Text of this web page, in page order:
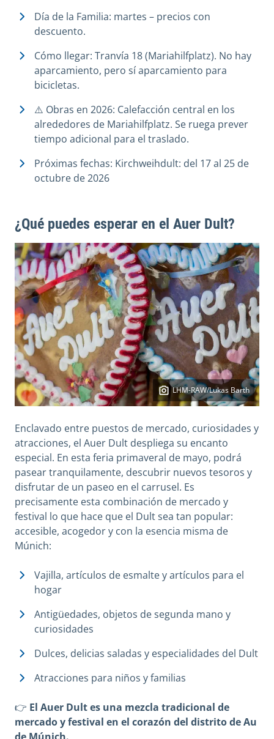
Día de la Familia: martes – precios con
descuento.
Cómo llegar: Tranvía 18 (Mariahilfplatz). No hay
aparcamiento, pero sí aparcamiento para
bicicletas.
⚠️ Obras en 2026: Calefacción central en los
alrededores de Mariahilfplatz. Se ruega prever
tiempo adicional para el traslado.
Próximas fechas: Kirchweihdult: del 17 al 25 de
octubre de 2026
¿Qué puedes esperar en el Auer Dult?
LHM-RAW/Lukas Barth
Enclavado entre puestos de mercado, curiosidades y
atracciones, el Auer Dult despliega su encanto
especial. En esta feria primaveral de mayo, podrá
pasear tranquilamente, descubrir nuevos tesoros y
disfrutar de un paseo en el carrusel. Es
precisamente esta combinación de mercado y
festival lo que hace que el Dult sea tan popular:
accesible, acogedor y con la esencia misma de
Múnich:
Vajilla, artículos de esmalte y artículos para el
hogar
Antigüedades, objetos de segunda mano y
curiosidades
Dulces, delicias saladas y especialidades del Dult
Atracciones para niños y familias
👉 El Auer Dult es una mezcla tradicional de
mercado y festival en el corazón del distrito de Au